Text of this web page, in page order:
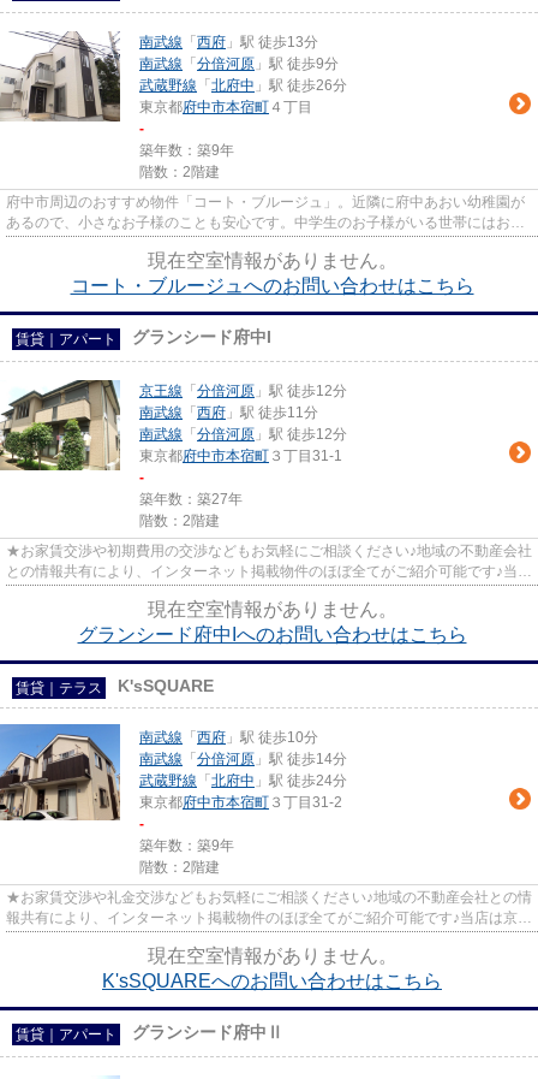
南武線 「 西府 」駅 徒歩13分
南武線 「 分倍河原 」駅 徒歩9分
武蔵野線 「 北府中 」駅 徒歩26分
東京都府中市本宿町 ４丁目
-
築年数：築9年
階数：2階建
府中市周辺のおすすめ物件「コート・ブルージュ」。近隣に府中あおい幼稚園が
あるので、小さなお子様のことも安心です。中学生のお子様がいる世帯にはおす
現在空室情報がありません。
コート・ブルージュへのお問い合わせはこちら
賃貸｜アパート グランシード府中I
京王線 「 分倍河原 」駅 徒歩12分
南武線 「 西府 」駅 徒歩11分
南武線 「 分倍河原 」駅 徒歩12分
東京都府中市本宿町 ３丁目31-1
-
築年数：築27年
階数：2階建
★お家賃交渉や初期費用の交渉などもお気軽にご相談ください♪地域の不動産会社
との情報共有により、インターネット掲載物件のほぼ全てがご紹介可能です♪当店
現在空室情報がありません。
グランシード府中Iへのお問い合わせはこちら
賃貸｜テラス K'sSQUARE
南武線 「 西府 」駅 徒歩10分
南武線 「 分倍河原 」駅 徒歩14分
武蔵野線 「 北府中 」駅 徒歩24分
東京都府中市本宿町 ３丁目31-2
-
築年数：築9年
階数：2階建
★お家賃交渉や礼金交渉などもお気軽にご相談ください♪地域の不動産会社との情
報共有により、インターネット掲載物件のほぼ全てがご紹介可能です♪当店は京王
現在空室情報がありません。
K'sSQUAREへのお問い合わせはこちら
賃貸｜アパート グランシード府中Ⅱ